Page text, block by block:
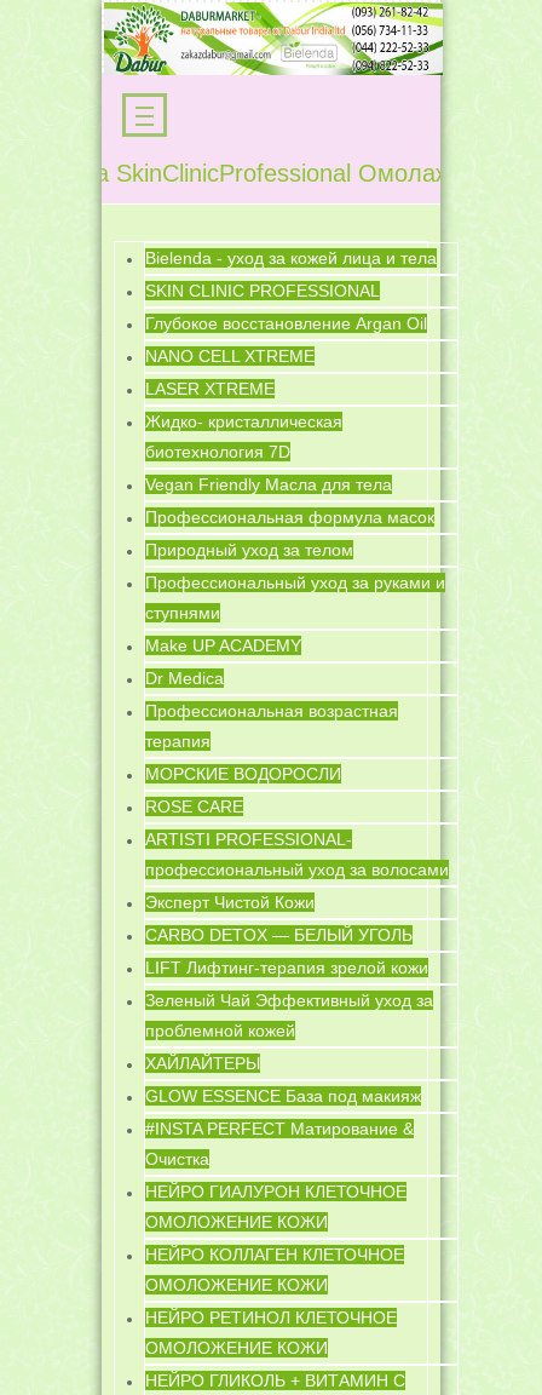
Омолаживающая
Bielenda - уход за кожей лица и тела
SKIN CLINIC PROFESSIONAL
Глубокое восстановление Argan Oil
NANO CELL XTREME
LASER XTREME
Жидко- кристаллическая
биотехнология 7D
Vegan Friendly Масла для тела
Профессиональная формула масок
Природный уход за телом
Профессиональный уход за руками и
ступнями
Make UP ACADEMY
Dr Medica
Профессиональная возрастная
терапия
МОРСКИЕ ВОДОРОСЛИ
ROSE CARE
ARTISTI PROFESSIONAL-
профессиональный уход за волосами
Эксперт Чистой Кожи
CARBO DETOX — БЕЛЫЙ УГОЛЬ
LIFT Лифтинг-терапия зрелой кожи
Зеленый Чай Эффективный уход за
проблемной кожей
ХАЙЛАЙТЕРЫ
GLOW ESSENCE База под макияж
#INSTA PERFECT Матирование &
Очистка
НЕЙРО ГИАЛУРОН КЛЕТОЧНОЕ
ОМОЛОЖЕНИЕ КОЖИ
НЕЙРО КОЛЛАГЕН КЛЕТОЧНОЕ
ОМОЛОЖЕНИЕ КОЖИ
НЕЙРО РЕТИНОЛ КЛЕТОЧНОЕ
ОМОЛОЖЕНИЕ КОЖИ
НЕЙРО ГЛИКОЛЬ + ВИТАМИН C